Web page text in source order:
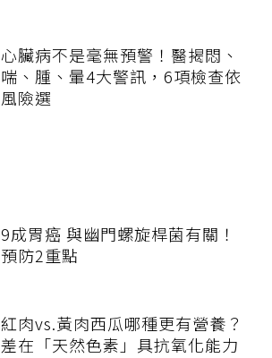
心臟病不是毫無預警！醫揭悶、
喘、腫、暈4大警訊，6項檢查依
風險選
9成胃癌 與幽門螺旋桿菌有關！
預防2重點
紅肉vs.黃肉西瓜哪種更有營養？
差在「天然色素」具抗氧化能力